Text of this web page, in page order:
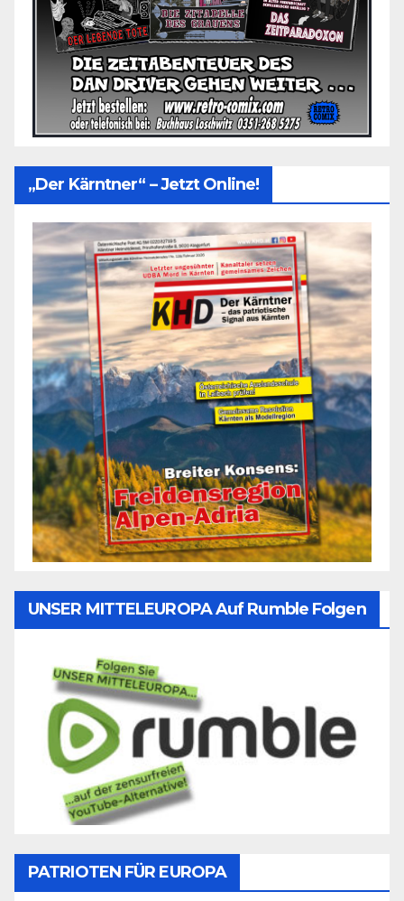
„Der Kärntner“ – Jetzt Online!
UNSER MITTELEUROPA Auf Rumble Folgen
PATRIOTEN FÜR EUROPA